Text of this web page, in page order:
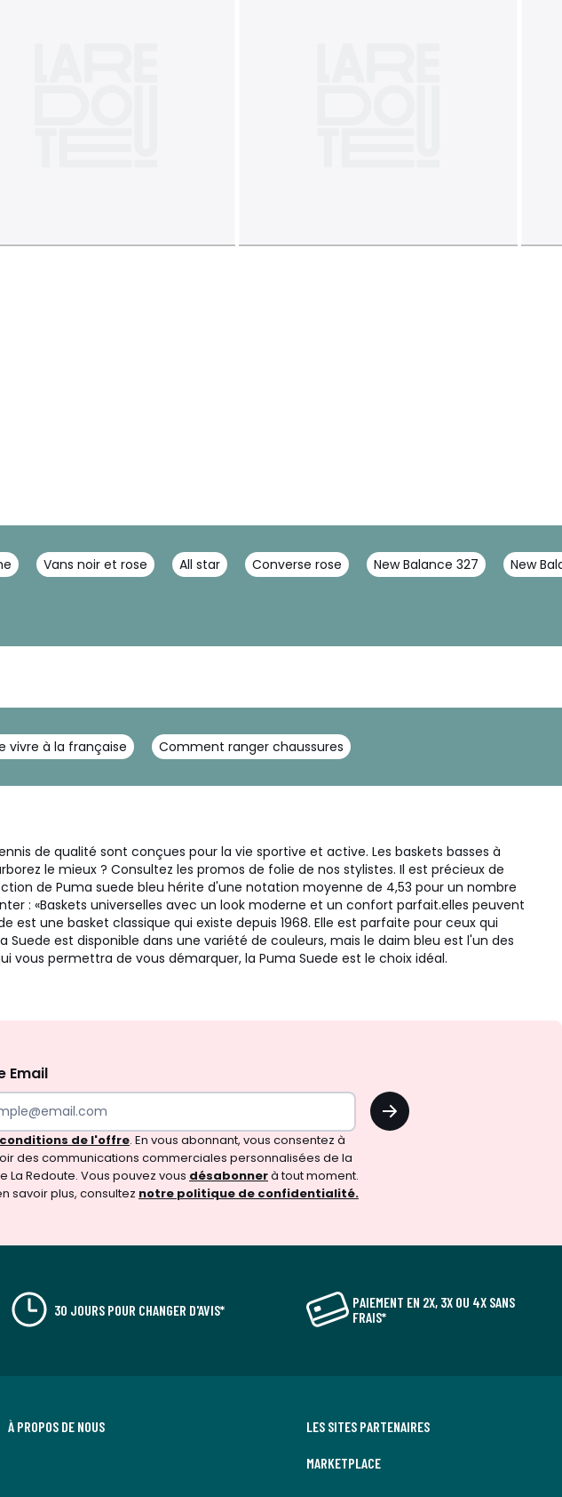
Vans noir et rose All star Converse rose New Balance 327 New
vivre à la française Comment ranger chaussures
de qualité sont conçues pour la vie sportive et active. Les baskets basses à
le mieux ? Consultez les promos de folie de nos stylistes. Il est précieux de
de Puma suede bleu hérite d'une notation moyenne de 4,53 pour un nombre
: «Baskets universelles avec un look moderne et un confort parfait.elles peuvent
une basket classique qui existe depuis 1968. Elle est parfaite pour ceux qui
est disponible dans une variété de couleurs, mais le daim bleu est l'un des
vous permettra de vous démarquer, la Puma Suede est le choix idéal.
Email
OK
de l'offre. En vous abonnant, vous consentez à
des communications commerciales personnalisées de la
La Redoute. Vous pouvez vous désabonnerà tout moment.
savoir plus, consultez notre politique de confidentialité.
30 JOURS POUR CHANGER D'AVIS*
PAIEMENT EN 2X, 3X OU 4X SANS
FRAIS*
À PROPOS DE NOUS LES SITES PARTENAIRES
MARKETPLACE